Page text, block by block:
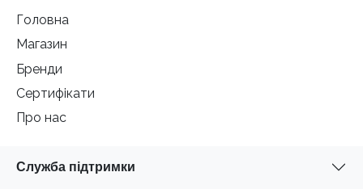
Головна
Магазин
Бренди
Сертифікати
Про нас
Служба підтримки